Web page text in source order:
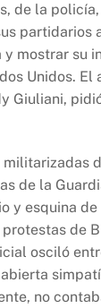
de la
partidarios
y mostrar su
Unidos. El
Giuliani,
militarizadas
de la
y esquina
de
osciló
no